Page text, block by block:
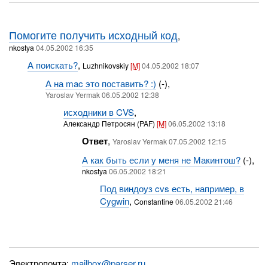
Помогите получить исходный код,
nkostya04.05.2002 16:35
А поискать?, Luzhnikovskiy[M] 04.05.2002 18:07
А на mac это поставить? :) (-),
Yaroslav Yermak 06.05.2002 12:38
исходники в CVS,
Александр Петросян (PAF)[M]06.05.2002 13:18
Ответ, Yaroslav Yermak 07.05.2002 12:15
А как быть если у меня не Макинтош?(-),
nkostya 06.05.2002 18:21
Под виндоуз cvs есть, например, в
Cygwin,Constantine06.05.2002 21:46